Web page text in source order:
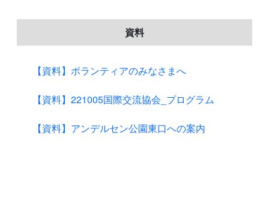
資料
【資料】ボランティアのみなさまへ
【資料】221005国際交流協会_プログラム
【資料】アンデルセン公園東口への案内